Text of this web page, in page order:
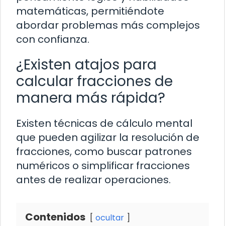
matemáticas, permitiéndote
abordar problemas más complejos
con confianza.
¿Existen atajos para
calcular fracciones de
manera más rápida?
Existen técnicas de cálculo mental
que pueden agilizar la resolución de
fracciones, como buscar patrones
numéricos o simplificar fracciones
antes de realizar operaciones.
Contenidos ocultar